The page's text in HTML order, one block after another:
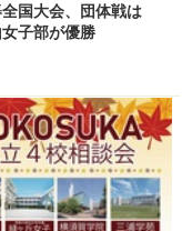
国大会、団体戦は
子部が優勝